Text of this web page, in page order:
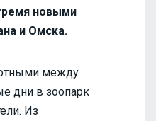
новыми
и Омска.
между
дни в зоопарк
Из